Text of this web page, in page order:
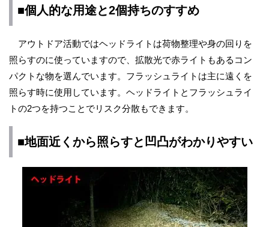
■個人的な用途と2個持ちのすすめ
アウトドア活動ではヘッドライトは荷物整理や身の回りを
照らすのに使っていますので、拡散光で赤ライトもあるコン
パクトな物を選んでいます。フラッシュライトは主に遠くを
照らす時に使用しています。ヘッドライトとフラッシュライ
トの2つを持つことでリスク分散もできます。
■地面近くから照らすと凹凸がわかりやすい